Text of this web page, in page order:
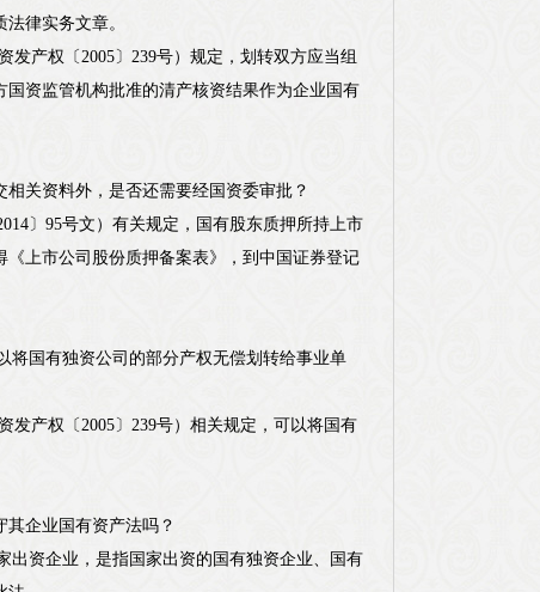
律实务文章。
产权〔2005〕239号）规定，划转双方应当组
资监管机构批准的清产核资结果作为企业国有
关资料外，是否还需要经国资委审批？
〕95号文）有关规定，国有股东质押所持上市
上市公司股份质押备案表》，到中国证券登记
将国有独资公司的部分产权无偿划转给事业单
发产权〔2005〕239号）相关规定，可以将国有
企业国有资产法吗？
出资企业，是指国家出资的国有独资企业、国有